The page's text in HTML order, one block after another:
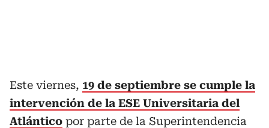
Este viernes, 19 de septiembre se cumple la
intervención de la ESE Universitaria del
Atlántico por parte de la Superintendencia